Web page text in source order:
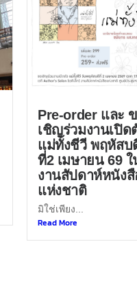
Pre-order และ
เชิญร่วมงานเปิด
แม่ทั้งชีวี พฤหัสบ
ที่2 เมษายน 69 ใ
งานสัปดาห์หนังสื
แห่งชาติ
มิใช่เพียง...
Read More